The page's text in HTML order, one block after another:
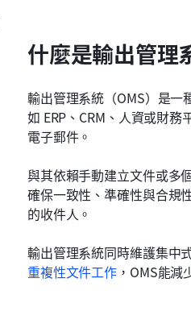
什麼是輸出管理
輸出管理系統（OMS）是一
如 ERP、CRM、人資或財
電子郵件。
與其依賴手動建立文件或多
確保一致性、準確性與合規
的收件人。
輸出管理系統同時維護集中
重複性文件工作 ，OMS能